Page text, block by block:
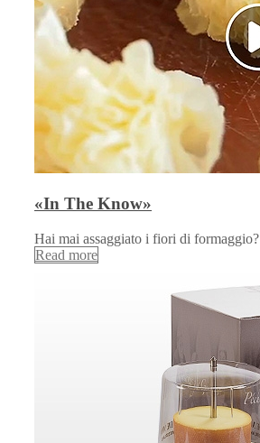
«In The Know»
Hai mai assaggiato i fiori di formaggio?
Read more